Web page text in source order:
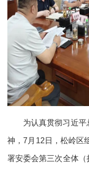
为认真贯彻习近
神，7 月 12 日，松岭区
署安委会第三次全体